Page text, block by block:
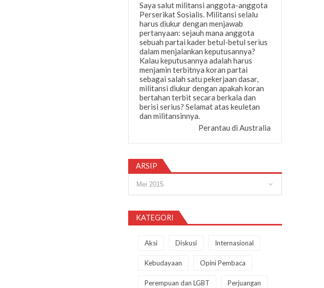
Saya salut militansi anggota-anggota
Perserikat Sosialis. Militansi selalu
harus diukur dengan menjawab
pertanyaan: sejauh mana anggota
sebuah partai kader betul-betul serius
dalam menjalankan keputusannya?
Kalau keputusannya adalah harus
menjamin terbitnya koran partai
sebagai salah satu pekerjaan dasar,
militansi diukur dengan apakah koran
bertahan terbit secara berkala dan
berisi serius? Selamat atas keuletan
dan militansinnya.
Perantau di Australia
ARSIP
KATEGORI
Aksi Diskusi Internasional
Kebudayaan Opini Pembaca
Perempuan dan LGBT Perjuangan